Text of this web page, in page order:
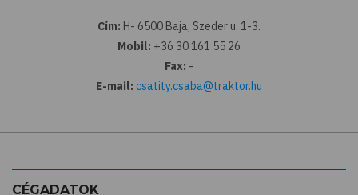
Cím: H- 6500 Baja, Szeder u. 1-3.
Mobil: +36 30 161 55 26
Fax: -
E-mail: csatity.csaba@traktor.hu
CÉGADATOK